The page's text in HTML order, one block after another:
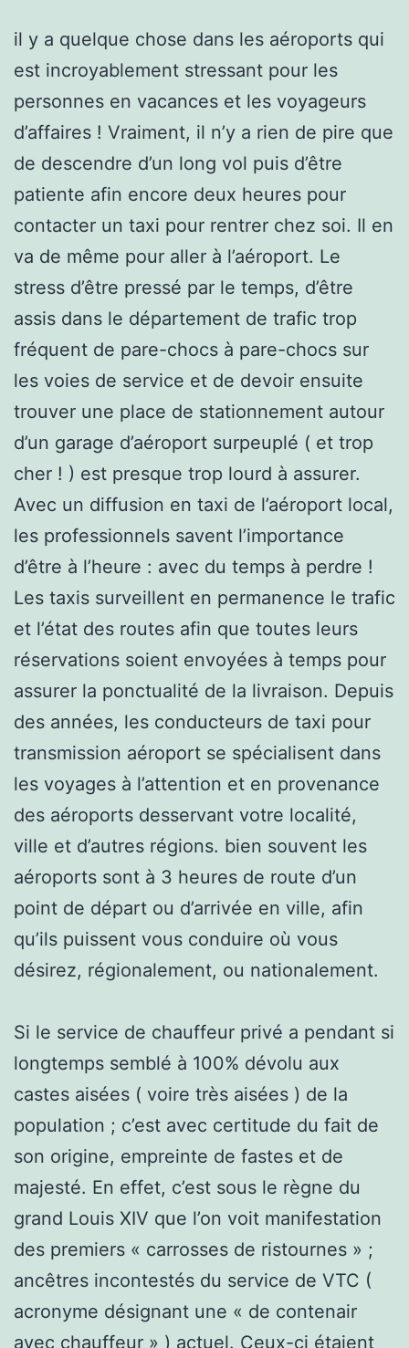
il y a quelque chose dans les aéroports qui
est incroyablement stressant pour les
personnes en vacances et les voyageurs
d’affaires ! Vraiment, il n’y a rien de pire que
de descendre d’un long vol puis d’être
patiente afin encore deux heures pour
contacter un taxi pour rentrer chez soi. Il en
va de même pour aller à l’aéroport. Le
stress d’être pressé par le temps, d’être
assis dans le département de trafic trop
fréquent de pare-chocs à pare-chocs sur
les voies de service et de devoir ensuite
trouver une place de stationnement autour
d’un garage d’aéroport surpeuplé ( et trop
cher ! ) est presque trop lourd à assurer.
Avec un diffusion en taxi de l’aéroport local,
les professionnels savent l’importance
d’être à l’heure : avec du temps à perdre !
Les taxis surveillent en permanence le trafic
et l’état des routes afin que toutes leurs
réservations soient envoyées à temps pour
assurer la ponctualité de la livraison. Depuis
des années, les conducteurs de taxi pour
transmission aéroport se spécialisent dans
les voyages à l’attention et en provenance
des aéroports desservant votre localité,
ville et d’autres régions. bien souvent les
aéroports sont à 3 heures de route d’un
point de départ ou d’arrivée en ville, afin
qu’ils puissent vous conduire où vous
désirez, régionalement, ou nationalement.
Si le service de chauffeur privé a pendant si
longtemps semblé à 100% dévolu aux
castes aisées ( voire très aisées ) de la
population ; c’est avec certitude du fait de
son origine, empreinte de fastes et de
majesté. En effet, c’est sous le règne du
grand Louis XIV que l’on voit manifestation
des premiers « carrosses de ristournes » ;
ancêtres incontestés du service de VTC (
acronyme désignant une « de contenair
avec chauffeur » ) actuel. Ceux-ci étaient